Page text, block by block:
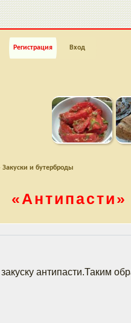
Регистрация Вход
Закуски и бутерброды
«Антипасти»
антипасти.Таким